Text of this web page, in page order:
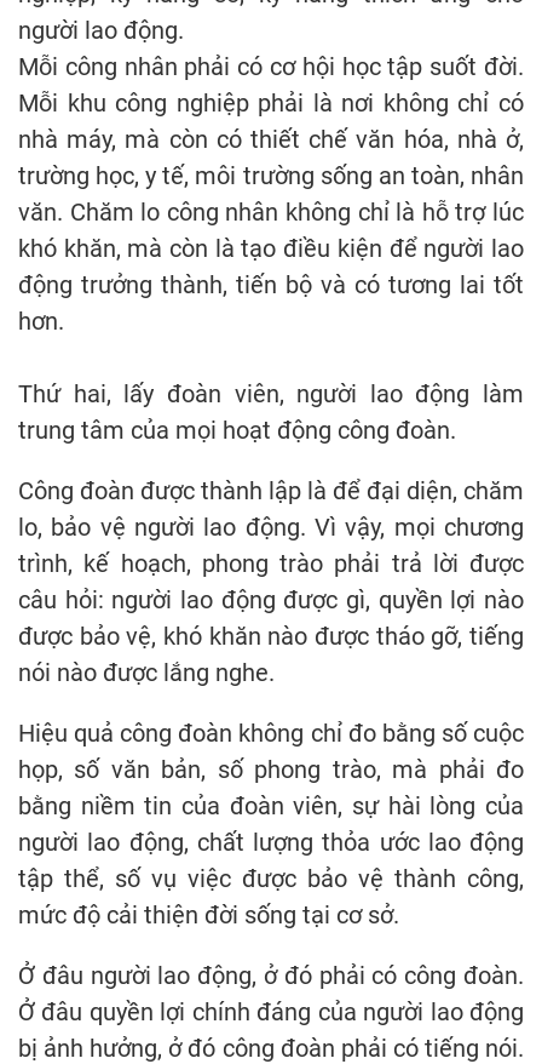
người lao động.
Mỗi công nhân phải có cơ hội học tập suốt đời.
Mỗi khu công nghiệp phải là nơi không chỉ có
nhà máy, mà còn có thiết chế văn hóa, nhà ở,
trường học, y tế, môi trường sống an toàn, nhân
văn. Chăm lo công nhân không chỉ là hỗ trợ lúc
khó khăn, mà còn là tạo điều kiện để người lao
động trưởng thành, tiến bộ và có tương lai tốt
hơn.
Thứ hai, lấy đoàn viên, người lao động làm
trung tâm của mọi hoạt động công đoàn.
Công đoàn được thành lập là để đại diện, chăm
lo, bảo vệ người lao động. Vì vậy, mọi chương
trình, kế hoạch, phong trào phải trả lời được
câu hỏi: người lao động được gì, quyền lợi nào
được bảo vệ, khó khăn nào được tháo gỡ, tiếng
nói nào được lắng nghe.
Hiệu quả công đoàn không chỉ đo bằng số cuộc
họp, số văn bản, số phong trào, mà phải đo
bằng niềm tin của đoàn viên, sự hài lòng của
người lao động, chất lượng thỏa ước lao động
tập thể, số vụ việc được bảo vệ thành công,
mức độ cải thiện đời sống tại cơ sở.
Ở đâu người lao động, ở đó phải có công đoàn.
Ở đâu quyền lợi chính đáng của người lao động
bị ảnh hưởng, ở đó công đoàn phải có tiếng nói.